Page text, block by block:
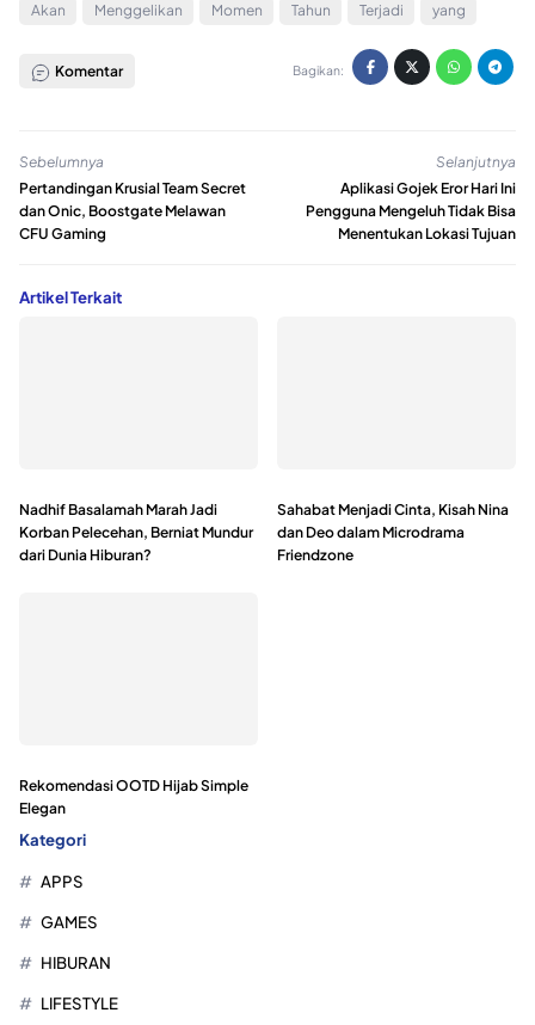
Akan Menggelikan Momen Tahun Terjadi yang
Komentar Bagikan:
Sebelumnya
Pertandingan Krusial Team Secret
dan Onic, Boostgate Melawan
CFU Gaming
Selanjutnya
Aplikasi Gojek Eror Hari Ini
Pengguna Mengeluh Tidak Bisa
Menentukan Lokasi Tujuan
Artikel Terkait
Nadhif Basalamah Marah Jadi
Korban Pelecehan, Berniat Mundur
dari Dunia Hiburan?
Sahabat Menjadi Cinta, Kisah Nina
dan Deo dalam Microdrama
Friendzone
Rekomendasi OOTD Hijab Simple
Elegan
Kategori
APPS
GAMES
HIBURAN
LIFESTYLE